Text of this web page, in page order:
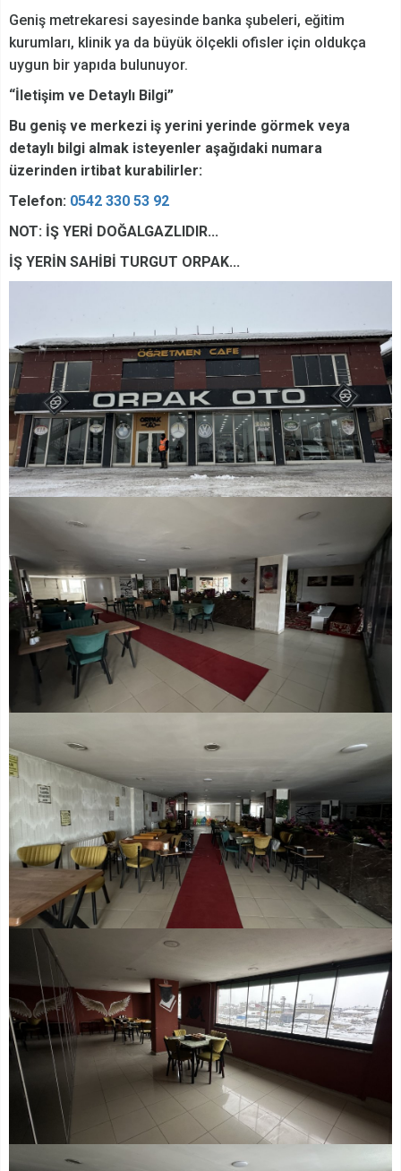
Geniş metrekaresi sayesinde banka şubeleri, eğitim
kurumları, klinik ya da büyük ölçekli ofisler için oldukça
uygun bir yapıda bulunuyor.
“İletişim ve Detaylı Bilgi”
Bu geniş ve merkezi iş yerini yerinde görmek veya
detaylı bilgi almak isteyenler aşağıdaki numara
üzerinden irtibat kurabilirler:
Telefon: 0542 330 53 92
NOT: İŞ YERİ DOĞALGAZLIDIR...
İŞ YERİN SAHİBİ TURGUT ORPAK...